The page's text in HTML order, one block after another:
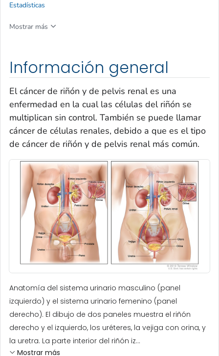
Información general
El cáncer de riñón y de pelvis renal es una
enfermedad en la cual las células del riñón se
multiplican sin control. También se puede llamar
cáncer de células renales, debido a que es el tipo
de cáncer de riñón y de pelvis renal más común.
Anatomía del sistema urinario masculino (panel
izquierdo) y el sistema urinario femenino (panel
derecho). El dibujo de dos paneles muestra el riñón
derecho y el izquierdo, los uréteres, la vejiga con orina, y
la uretra. La parte interior del riñón iz...
Mostrar más
Estadísticas
Mostrar más